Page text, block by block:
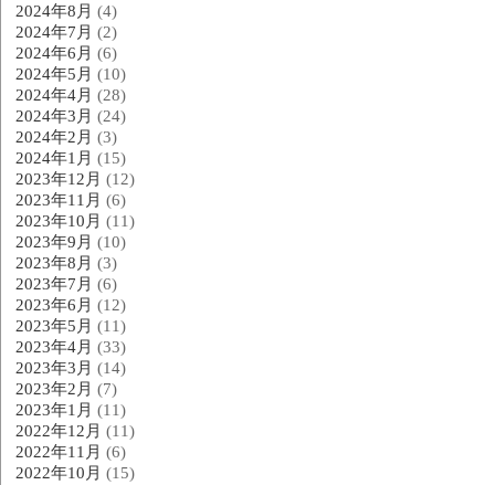
2024年8月 (4)
2024年7月 (2)
2024年6月 (6)
2024年5月 (10)
2024年4月 (28)
2024年3月 (24)
2024年2月 (3)
2024年1月 (15)
2023年12月 (12)
2023年11月 (6)
2023年10月 (11)
2023年9月 (10)
2023年8月 (3)
2023年7月 (6)
2023年6月 (12)
2023年5月 (11)
2023年4月 (33)
2023年3月 (14)
2023年2月 (7)
2023年1月 (11)
2022年12月 (11)
2022年11月 (6)
2022年10月 (15)